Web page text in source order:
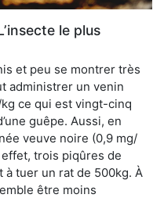
le plus
et peu se montrer très
administrer un venin
ce qui est vingt-cinq
guêpe. Aussi, en
veuve noire (0,9 mg/
effet, trois piqûres de
tuer un rat de 500kg. À
être moins